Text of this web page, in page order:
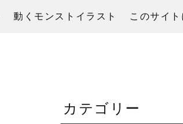
動くモンストイラスト このサイ
カテゴリー